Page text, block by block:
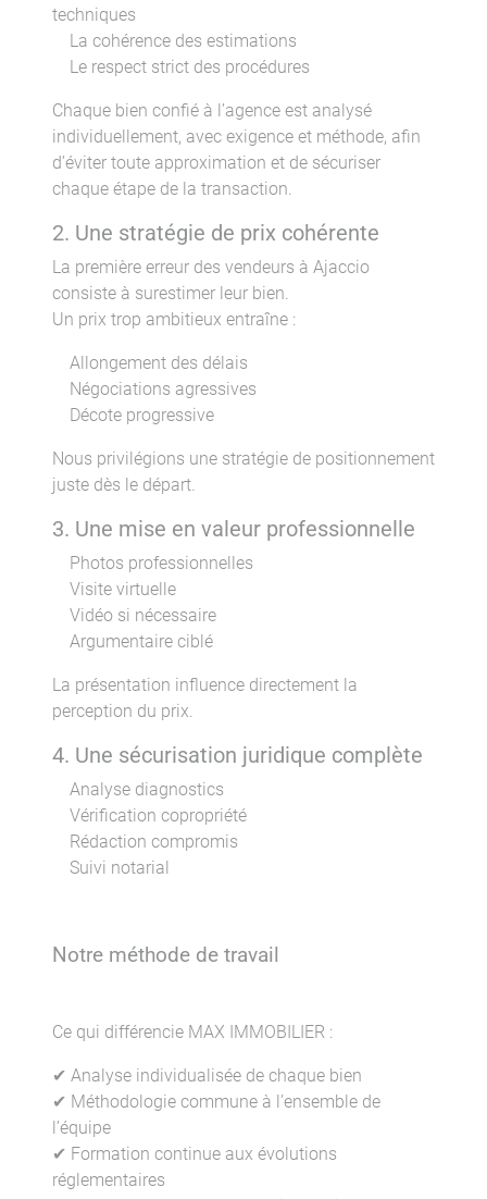
techniques
La cohérence des estimations
Le respect strict des procédures
Chaque bien confié à l’agence est analysé
individuellement, avec exigence et méthode, afin
d’éviter toute approximation et de sécuriser
chaque étape de la transaction.
2. Une stratégie de prix cohérente
La première erreur des vendeurs à Ajaccio
consiste à surestimer leur bien.
Un prix trop ambitieux entraîne :
Allongement des délais
Négociations agressives
Décote progressive
Nous privilégions une stratégie de positionnement
juste dès le départ.
3. Une mise en valeur professionnelle
Photos professionnelles
Visite virtuelle
Vidéo si nécessaire
Argumentaire ciblé
La présentation influence directement la
perception du prix.
4. Une sécurisation juridique complète
Analyse diagnostics
Vérification copropriété
Rédaction compromis
Suivi notarial
Notre méthode de travail
Ce qui différencie MAX IMMOBILIER :
✔ Analyse individualisée de chaque bien
✔ Méthodologie commune à l’ensemble de
l’équipe
✔ Formation continue aux évolutions
réglementaires